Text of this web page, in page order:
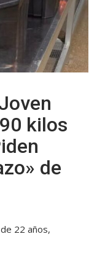
kilos
de
22 años,